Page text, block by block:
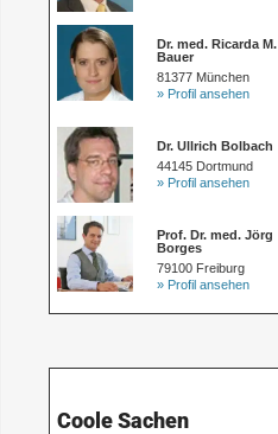
Dr. med. Ricarda M.
Bauer
81377 München
» Profil ansehen
Dr. Ullrich Bolbach
44145 Dortmund
» Profil ansehen
Prof. Dr. med. Jörg
Borges
79100 Freiburg
» Profil ansehen
Coole Sachen